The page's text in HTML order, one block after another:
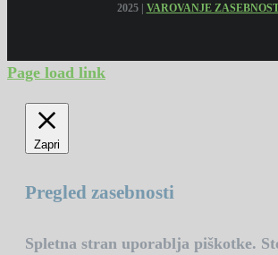
2025 | VAROVANJE
Page load link
Zapri
Pregled zasebnosti
Spletna stran uporablja piškotke.